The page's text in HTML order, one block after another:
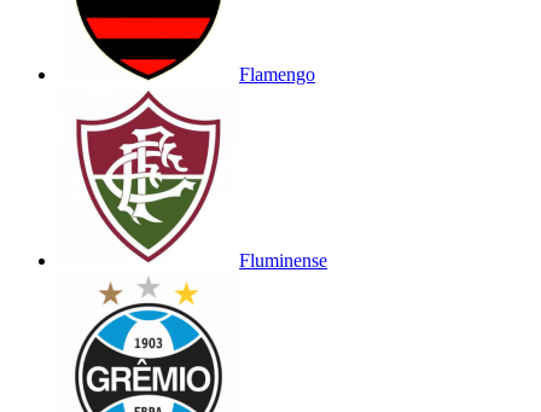
Flamengo
Fluminense